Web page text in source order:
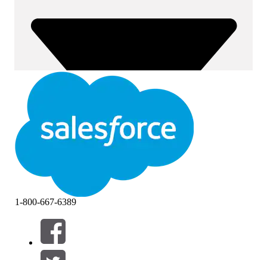
Filtrera efter (0)
VÄLJ FILTER
1-800-667-6389